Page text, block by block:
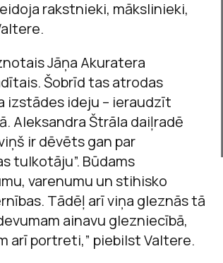
rakstnieki, mākslinieki,
Jāņa Akuratera
Šobrīd tas atrodas
izstādes ideju – ieraudzīt
Aleksandra Štrāla daiļradē
ir dēvēts gan par
tulkotāju”. Būdams
varenumu un stihisko
Tādēļ arī viņa gleznās tā
ainavu glezniecībā,
arī portreti,” piebilst Valtere.